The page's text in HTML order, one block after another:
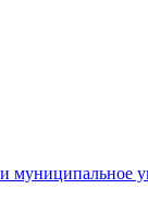
муниципальное